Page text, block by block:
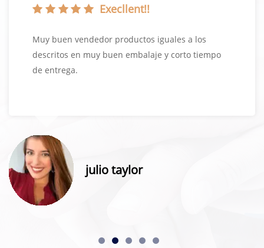
Execllent!!
Muy buen vendedor productos iguales a los
descritos en muy buen embalaje y corto tiempo
de entrega.
julio taylor